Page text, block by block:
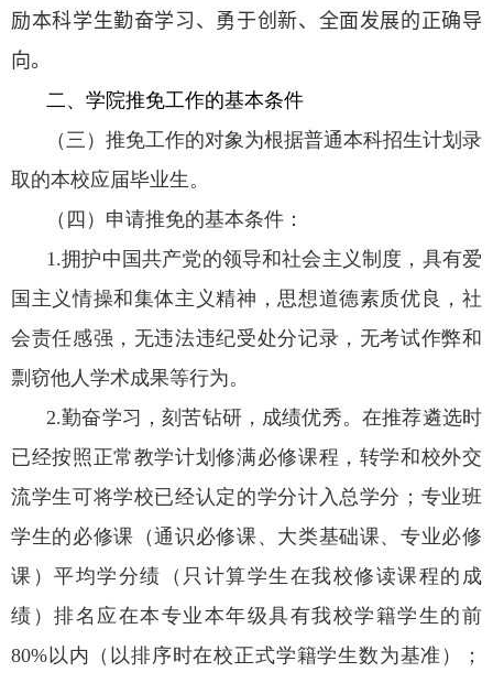
励本科学生勤奋学习、勇于创新、全面发展的正确导
向。
二、学院推免工作的基本条件
（三）推免工作的对象为根据普通本科招生计划录
取的本校应届毕业生。
（四）申请推免的基本条件：
1.拥护中国共产党的领导和社会主义制度，具有爱
国主义情操和集体主义精神，思想道德素质优良，社
会责任感强，无违法违纪受处分记录，无考试作弊和
剽窃他人学术成果等行为。
2.勤奋学习，刻苦钻研，成绩优秀。在推荐遴选时
已经按照正常教学计划修满必修课程，转学和校外交
流学生可将学校已经认定的学分计入总学分；专业班
学生的必修课（通识必修课、大类基础课、专业必修
课）平均学分绩（只计算学生在我校修读课程的成
绩）排名应在本专业本年级具有我校学籍学生的前
80% 以内（以排序时在校正式学籍学生数为基准）；